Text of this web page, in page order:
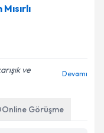
ve
Devamı
Online Görüşme